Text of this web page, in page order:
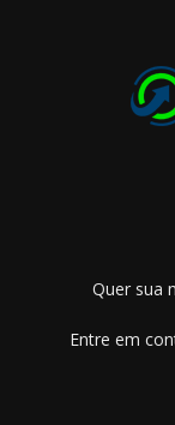
Quer sua
Entre em